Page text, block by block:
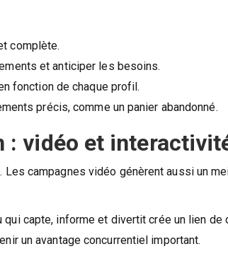
complète.
et anticiper les besoins.
fonction de chaque profil.
précis, comme un panier abandonné.
: vidéo et
campagnes vidéo génèrent aussi un
qui capte, informe et divertit crée un lien de
un avantage concurrentiel important.